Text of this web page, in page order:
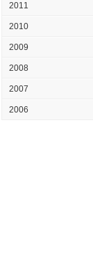
2011
2010
2009
2008
2007
2006